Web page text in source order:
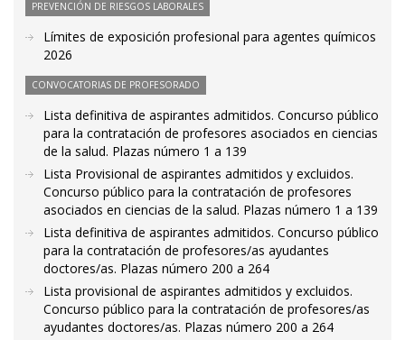
PREVENCIÓN DE RIESGOS LABORALES
Límites de exposición profesional para agentes químicos
2026
CONVOCATORIAS DE PROFESORADO
Lista definitiva de aspirantes admitidos. Concurso público
para la contratación de profesores asociados en ciencias
de la salud. Plazas número 1 a 139
Lista Provisional de aspirantes admitidos y excluidos.
Concurso público para la contratación de profesores
asociados en ciencias de la salud. Plazas número 1 a 139
Lista definitiva de aspirantes admitidos. Concurso público
para la contratación de profesores/as ayudantes
doctores/as. Plazas número 200 a 264
Lista provisional de aspirantes admitidos y excluidos.
Concurso público para la contratación de profesores/as
ayudantes doctores/as. Plazas número 200 a 264